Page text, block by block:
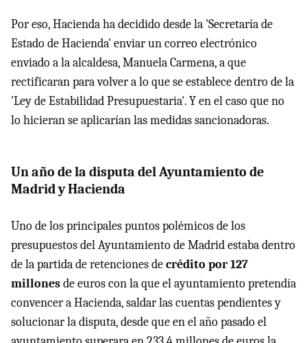
Por eso, Hacienda ha decidido desde la 'Secretaría de
Estado de Hacienda' enviar un correo electrónico
enviado a la alcaldesa, Manuela Carmena, a que
rectificaran para volver a lo que se establece dentro de la
'Ley de Estabilidad Presupuestaria'. Y en el caso que no
lo hicieran se aplicarían las medidas sancionadoras.
Un año de la disputa del Ayuntamiento de
Madrid y Hacienda
Uno de los principales puntos polémicos de los
presupuestos del Ayuntamiento de Madrid estaba dentro
de la partida de retenciones decrédito por 127
millonesde euros con la que el ayuntamiento pretendía
convencer a Hacienda, saldar las cuentas pendientes y
solucionar la disputa, desde que en el año pasado el